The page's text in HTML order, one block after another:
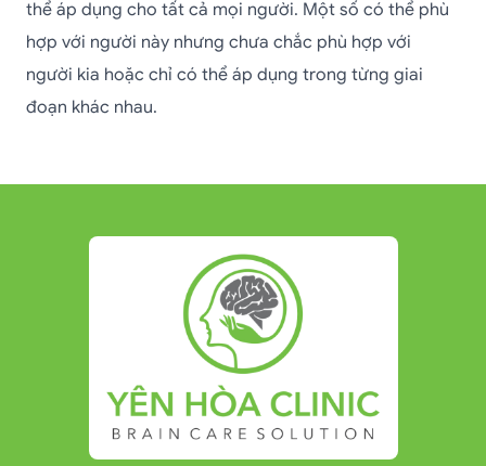
thể áp dụng cho tất cả mọi người. Một số có thể phù
hợp với người này nhưng chưa chắc phù hợp với
người kia hoặc chỉ có thể áp dụng trong từng giai
đoạn khác nhau.